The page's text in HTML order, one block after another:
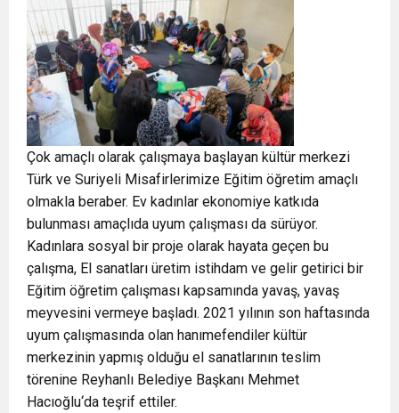
Çok amaçlı olarak çalışmaya başlayan kültür merkezi
Türk ve Suriyeli Misafirlerimize Eğitim öğretim amaçlı
olmakla beraber. Ev kadınlar ekonomiye katkıda
bulunması amaçlıda uyum çalışması da sürüyor.
Kadınlara sosyal bir proje olarak hayata geçen bu
çalışma, El sanatları üretim istihdam ve gelir getirici bir
Eğitim öğretim çalışması kapsamında yavaş, yavaş
meyvesini vermeye başladı. 2021 yılının son haftasında
uyum çalışmasında olan hanımefendiler kültür
merkezinin yapmış olduğu el sanatlarının teslim
törenine Reyhanlı Belediye Başkanı Mehmet
Hacıoğlu‘da teşrif ettiler.